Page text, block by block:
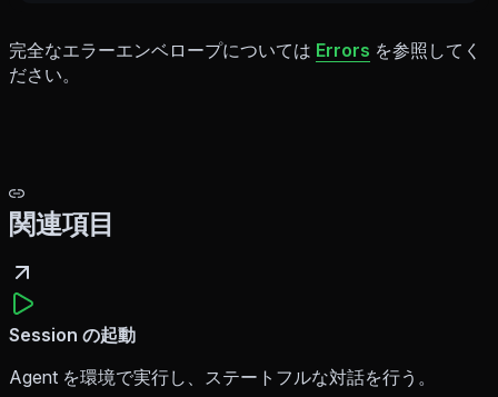
完全なエラーエンベロープについては Errors を参照してく
ださい。
関連項目
Session の起動
Agent を環境で実行し、ステートフルな対話を行う。